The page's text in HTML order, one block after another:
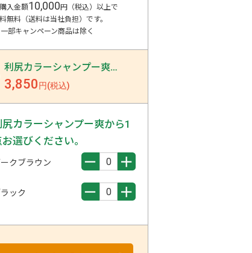
入金額10,000 円（税込）以上で
無料（送料は当社負担） です。
一部キャンペーン商品は除く
利尻カラーシャンプー爽…
3,850 円(税込)
尻カラーシャンプー爽から1
お選びください。
クブラウン
ック